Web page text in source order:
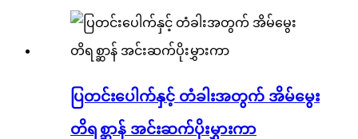
ပြတင်းပေါက်နှင့် တံခါးအတွက် အိမ်မွေး
တိရစ္ဆာန် အင်းဆက်ပိုးမွှားကာ